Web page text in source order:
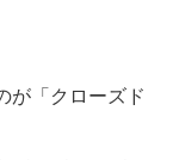
が「クローズド